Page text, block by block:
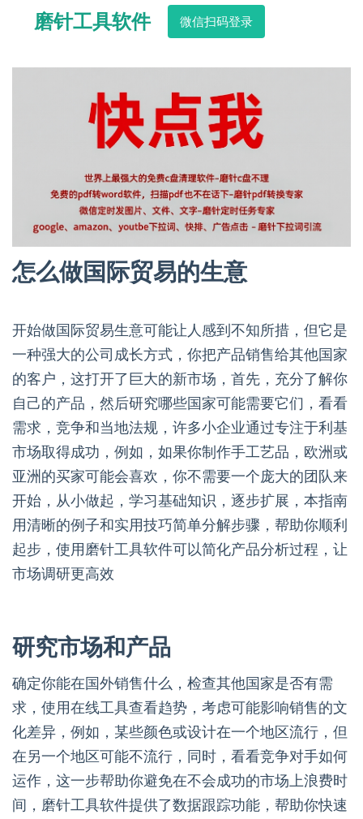
磨针工具软件 微信扫码登录
怎么做国际贸易的生意
开始做国际贸易生意可能让人感到不知所措，但它是
一种强大的公司成长方式，你把产品销售给其他国家
的客户，这打开了巨大的新市场，首先，充分了解你
自己的产品，然后研究哪些国家可能需要它们，看看
需求，竞争和当地法规，许多小企业通过专注于利基
市场取得成功，例如，如果你制作手工艺品，欧洲或
亚洲的买家可能会喜欢，你不需要一个庞大的团队来
开始，从小做起，学习基础知识，逐步扩展，本指南
用清晰的例子和实用技巧简单分解步骤，帮助你顺利
起步，使用磨针工具软件可以简化产品分析过程，让
市场调研更高效
研究市场和产品
确定你能在国外销售什么，检查其他国家是否有需
求，使用在线工具查看趋势，考虑可能影响销售的文
化差异，例如，某些颜色或设计在一个地区流行，但
在另一个地区可能不流行，同时，看看竞争对手如何
运作，这一步帮助你避免在不会成功的市场上浪费时
间，磨针工具软件提供了数据跟踪功能，帮助你快速